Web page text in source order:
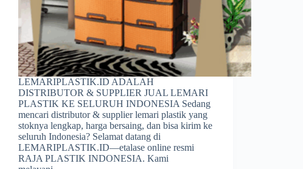
LEMARIPLASTIK.ID ADALAH
DISTRIBUTOR & SUPPLIER JUAL LEMARI
PLASTIK KE SELURUH INDONESIA Sedang
mencari distributor & supplier lemari plastik yang
stoknya lengkap, harga bersaing, dan bisa kirim ke
seluruh Indonesia? Selamat datang di
LEMARIPLASTIK.ID—etalase online resmi
RAJA PLASTIK INDONESIA. Kami